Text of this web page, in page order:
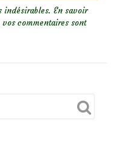
indésirables. En savoir
commentaires sont